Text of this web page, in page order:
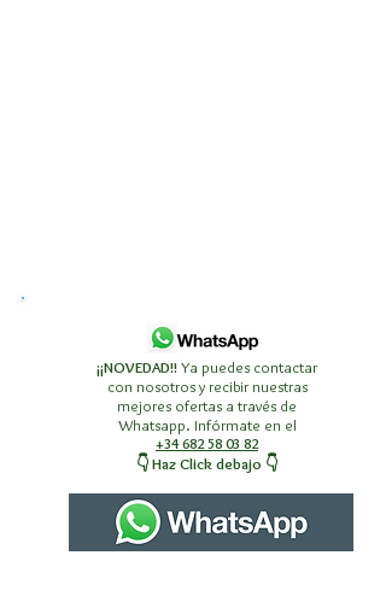
¡¡NOVEDAD!!Ya puedes contactar
con nosotros y recibir nuestras
mejores ofertas a través de
Whatsapp. Infórmate en el
+34 682 58 03 82
👇 Haz Click debajo 👇